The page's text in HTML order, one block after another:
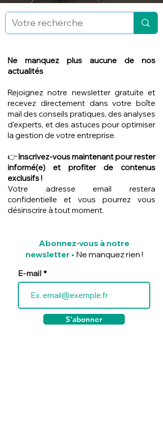
Ne manquez plus aucune de nos
actualités
Rejoignez notre newsletter gratuite et
recevez directement dans votre boîte
mail des conseils pratiques, des analyses
d'experts, et des astuces pour optimiser
la gestion de votre entreprise.
👉Inscrivez-vous maintenant pour rester
informé(e) et profiter de contenus
exclusifs !
Votre adresse email restera
confidentielle et vous pourrez vous
désinscrire à tout moment.
Abonnez-vous à notre
newsletter • Ne manquez rien !
E-mail
S'abonner